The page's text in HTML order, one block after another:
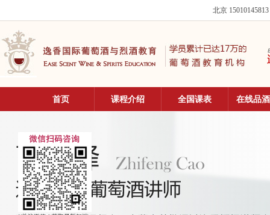
北京 15010145813
首页 课程介绍 全国课表 在线品